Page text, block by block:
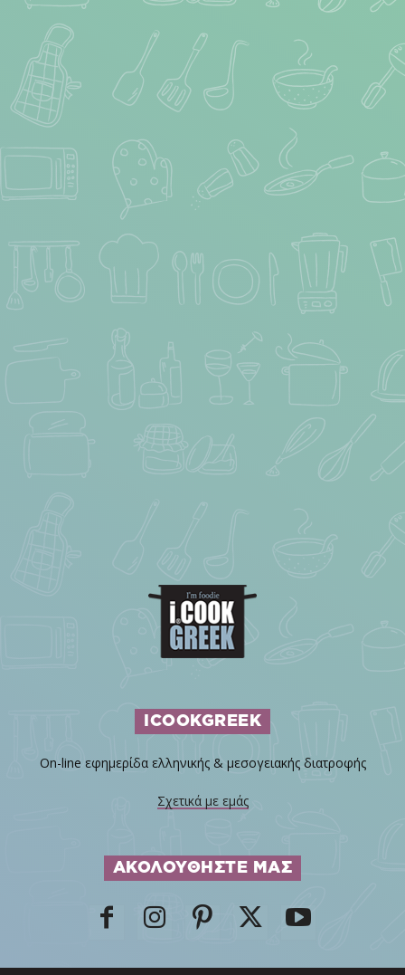
ICOOKGREEK
On-line εφημερίδα ελληνικής & μεσογειακής διατροφής
Σχετικά με εμάς
ΑΚΟΛΟΥΘΗΣΤΕ ΜΑΣ